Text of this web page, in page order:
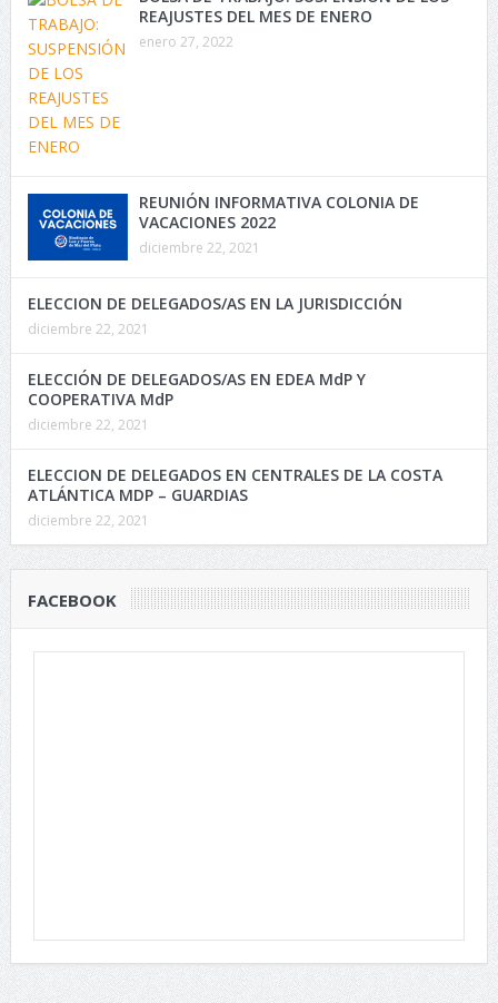
REAJUSTES DEL MES DE ENERO
enero 27, 2022
REUNIÓN INFORMATIVA COLONIA DE
VACACIONES 2022
diciembre 22, 2021
ELECCION DE DELEGADOS/AS EN LA JURISDICCIÓN
diciembre 22, 2021
ELECCIÓN DE DELEGADOS/AS EN EDEA MdP Y
COOPERATIVA MdP
diciembre 22, 2021
ELECCION DE DELEGADOS EN CENTRALES DE LA COSTA
ATLÁNTICA MDP – GUARDIAS
diciembre 22, 2021
FACEBOOK